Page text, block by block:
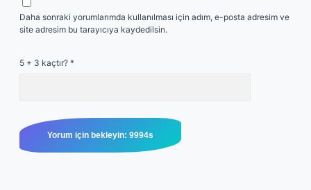
Daha sonraki yorumlarımda kullanılması için adım, e-posta adresim ve
site adresim bu tarayıcıya kaydedilsin.
5 + 3 kaçtır? *